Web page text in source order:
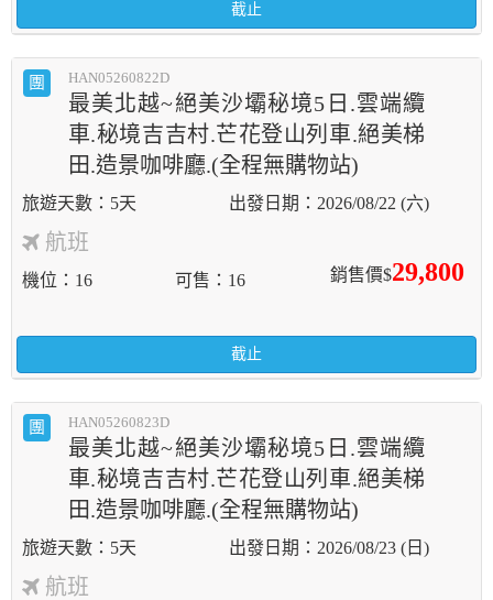
截止
團 HAN05260822D
最美北越~絕美沙壩秘境5日.雲端纜
車.秘境吉吉村.芒花登山列車.絕美梯
田.造景咖啡廳.(全程無購物站)
5天 2026/08/22 (六)
航班
銷售價$29,800
機位 16 可售 16
截止
團 HAN05260823D
最美北越~絕美沙壩秘境5日.雲端纜
車.秘境吉吉村.芒花登山列車.絕美梯
田.造景咖啡廳.(全程無購物站)
5天 2026/08/23 (日)
航班